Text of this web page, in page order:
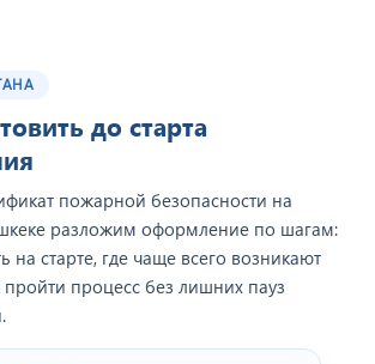
от представителя
до старта
пожарной безопасности на
разложим оформление по шагам:
на старте, где чаще всего возникают
пройти процесс без лишних пауз